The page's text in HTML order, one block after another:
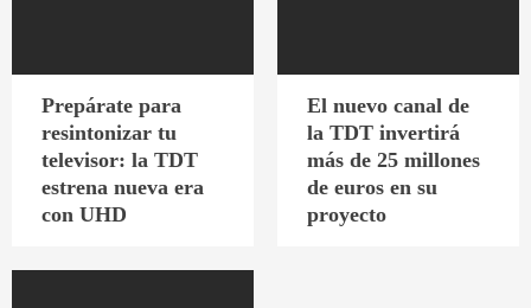
Prepárate para
resintonizar tu
televisor: la TDT
estrena nueva era
con UHD
El nuevo canal de
la TDT invertirá
más de 25 millones
de euros en su
proyecto